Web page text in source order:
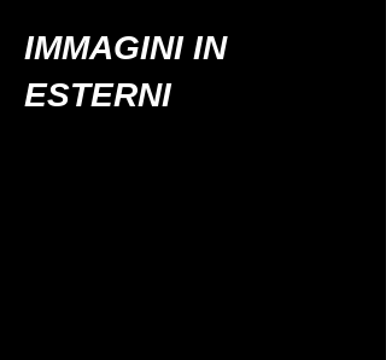
IMMAGINI IN
ESTERNI